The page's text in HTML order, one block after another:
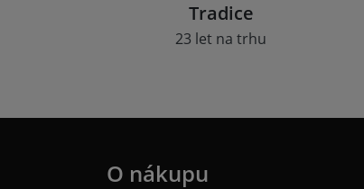
Tradice
23 let na trhu
O nákupu